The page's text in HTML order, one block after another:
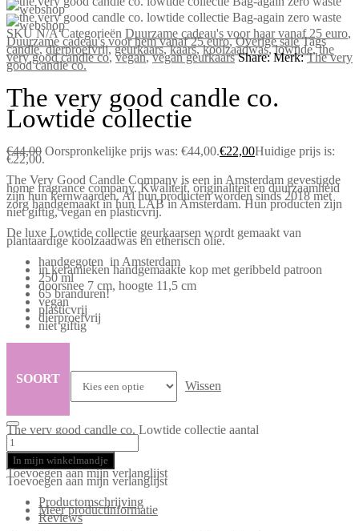
SKUN/ACategorieën Duurzame cadeau's voor haar vanaf 25 euro,
Duurzame cadeau's voor hem vanaf 25 euro,Overige sale Tags
candle,dierproefvrij,geurkaars,kaars,koolzaadwas,lowtide,the
very good candle co,vegan,vegan geurkaars Share: Merk:The very
good candle co.
The very good candle co.
Lowtide collectie
€44,00 Oorspronkelijke prijs was: €44,00.€22,00Huidige prijs is:
€22,00.
The Very Good Candle Company is een in Amsterdam gevestigde
home fragrance company. Kwaliteit, originaliteit en duurzaamheid
zijn hun kernwaarden. Al hun producten worden sinds 2018 met
zorg handgemaakt in hun LAB in Amsterdam. Hun producten zijn
niet giftig, vegan en plasticvrij.
De luxe Lowtide collectie geurkaarsen wordt gemaakt van
plantaardige koolzaadwas en etherisch olie.
handgegoten in Amsterdam
in keramieken handgemaakte kop met geribbeld patroon
250 ml
doorsnee 7 cm, hoogte 11,5 cm
65 branduren!
vegan
plasticvrij
dierproefvrij
niet giftig
SOORT
Wissen
The very good candle co. Lowtide collectie aantal
In mijn winkelmandje
Toevoegen aan mijn verlanglijst
Toevoegen aan mijn verlanglijst
Productomschrijving
Meer productinformatie
Reviews